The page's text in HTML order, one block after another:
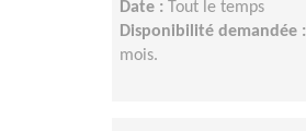
Date :
Tout le temps
Disponibilité demandée :
mois.